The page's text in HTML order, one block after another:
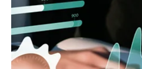
essencial para o
empresa?
Automatize tarefas repetitivas,
processos com o Asten RPA. Saiba
integrada aumenta produtividade,